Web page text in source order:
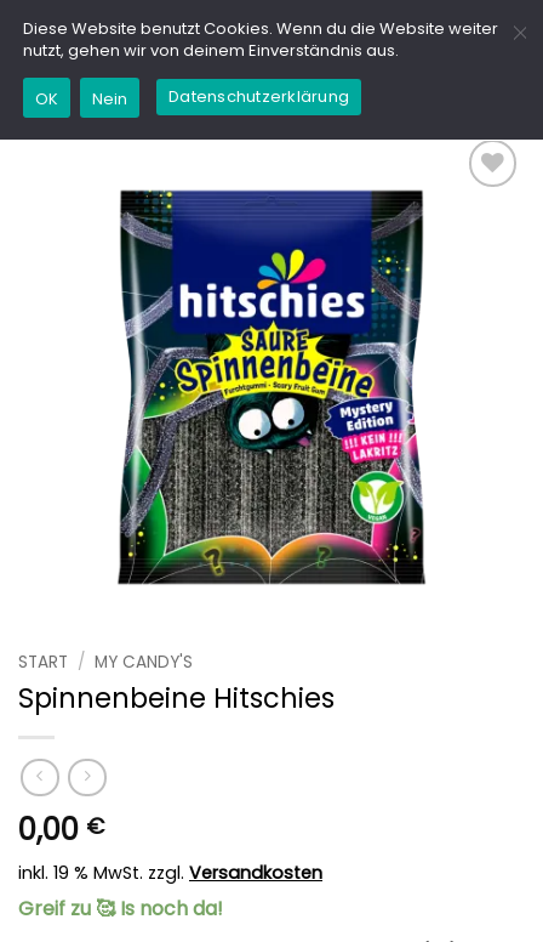
Inhalt
springen
START / MY CANDY'S
Spinnenbeine Hitschies
0,00 €
inkl. 19 % MwSt. zzgl. Versandkosten
Greif zu 🥰 Is noch da!
Diese Website benutzt Cookies. Wenn du die Website weiter
nutzt, gehen wir von deinem Einverständnis aus.
OK Nein Datenschutzerklärung